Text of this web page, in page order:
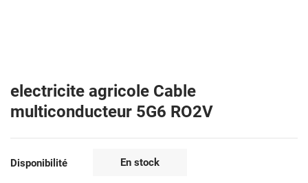
electricite agricole Cable
multiconducteur 5G6 RO2V
Disponibilité En stock